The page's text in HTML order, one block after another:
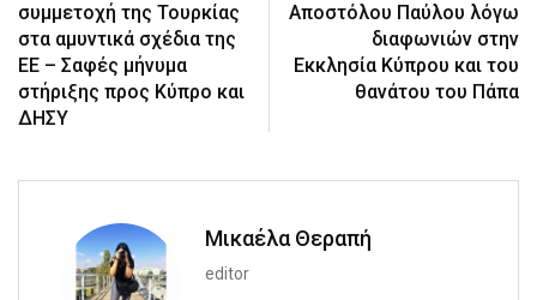
συμμετοχή της Τουρκίας
στα αμυντικά σχέδια της
ΕΕ – Σαφές μήνυμα
στήριξης προς Κύπρο και
ΔΗΣΥ
Αποστόλου Παύλου λόγω
διαφωνιών στην
Εκκλησία Κύπρου και του
θανάτου του Πάπα
Μικαέλα Θεραπή
editor